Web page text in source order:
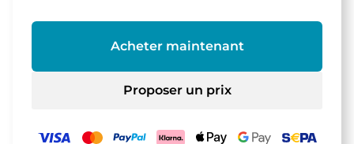
Acheter maintenant
Proposer un prix